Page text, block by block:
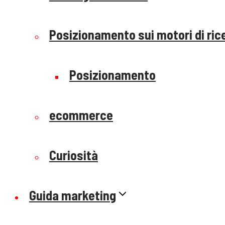
Posizionamento sui motori di
Posizionamento
ecommerce
Curiosità
Guida marketing